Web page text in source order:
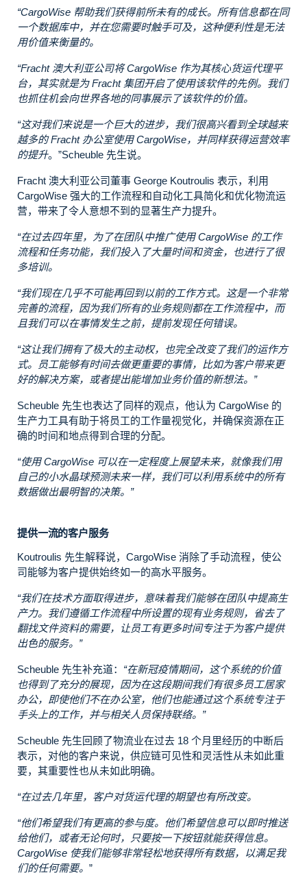
“CargoWise 帮助我们获得前所未有的成长。所有信息都在同
一个数据库中，并在您需要时触手可及，这种便利性是无法
用价值来衡量的。
“Fracht 澳大利亚公司将 CargoWise 作为其核心货运代理平
台，其实就是为 Fracht 集团开启了使用该软件的先例。我们
也抓住机会向世界各地的同事展示了该软件的价值。
“这对我们来说是一个巨大的进步，我们很高兴看到全球越来
越多的 Fracht 办公室使用 CargoWise，并同样获得运营效率
的提升。”Scheuble 先生说。
Fracht 澳大利亚公司董事 George Koutroulis 表示，利用
CargoWise 强大的工作流程和自动化工具简化和优化物流运
营，带来了令人意想不到的显著生产力提升。
“在过去四年里，为了在团队中推广使用 CargoWise 的工作
流程和任务功能，我们投入了大量时间和资金，也进行了很
多培训。
“我们现在几乎不可能再回到以前的工作方式。这是一个非常
完善的流程，因为我们所有的业务规则都在工作流程中，而
且我们可以在事情发生之前，提前发现任何错误。
“这让我们拥有了极大的主动权，也完全改变了我们的运作方
式。
员工能够有时间去做更重要的事情，比如为客户带来更
好的解决方案，或者提出能增加业务价值的新想法。”
Scheuble 先生也表达了同样的观点，他认为 CargoWise 的
生产力工具有助于将员工的工作量视觉化，并确保资源在正
确的时间和地点得到合理的分配。
“使用 CargoWise 可以在一定程度上展望未来，就像我们用
自己的小水晶球预测未来一样，我们可以利用系统中的所有
数据做出最明智的决策。”
提供一流的客户服务
Koutroulis 先生解释说，CargoWise 消除了手动流程，使公
司能够为客户提供始终如一的高水平服务。
“我们在技术方面取得进步，意味着我们能够在团队中提高生
产力。我们遵循工作流程中所设置的现有业务规则，省去了
翻找文件资料的需要，让员工有更多时间专注于为客户提供
出色的服务。”
Scheuble 先生补充道： “在新冠疫情期间，这个系统的价值
也得到了充分的展现，因为在这段期间我们有很多员工居家
办公，即使他们不在办公室，他们也能通过这个系统专注于
手头上的工作，并与相关人员保持联络。”
Scheuble 先生回顾了物流业在过去 18 个月里经历的中断后
表示，对他的客户来说，供应链可见性和灵活性从未如此重
要，其重要性也从未如此明确。
“在过去几年里，客户对货运代理的期望也有所改变。
“他们希望我们有更高的参与度。他们希望信息可以即时推送
给他们，或者无论何时，只要按一下按钮就能获得信息。
CargoWise 使我们能够非常轻松地获得所有数据，以满足我
们的任何需要。 ”